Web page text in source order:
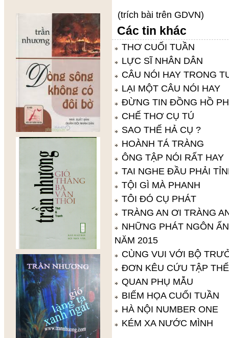
(trích bài trên GDVN)
Các tin khác
THƠ CUỐI TUẦN
LỰC SĨ NHÂN DÂN
CÂU NÓI HAY TRONG
LẠI MỘT CÂU NÓI HAY
ĐỪNG TIN ĐỒNG HỒ
CHẾ THƠ CỤ TÚ
SAO THẾ HẢ CỤ ?
HOÀNH TÁ TRÀNG
ÔNG TẬP NÓI RẤT HAY
TAI NGHE ĐẦU PHẢI
TỘI GÌ MÀ PHANH
TÔI ĐÓ CỤ PHÁT
TRÀNG AN ƠI TRÀNG
NHỮNG PHÁT NGÔN
NĂM 2015
CÙNG VUI VỚI BỘ
ĐƠN KÊU CỨU TẬP THỂ
QUAN PHỤ MẪU
BIẾM HỌA CUỐI TUẦN
HÀ NỘI NUMBER ONE
KÉM XA NƯỚC MÌNH